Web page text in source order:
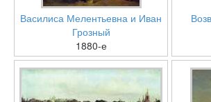
Василиса Мелентьевна и Иван
Грозный
1880-е